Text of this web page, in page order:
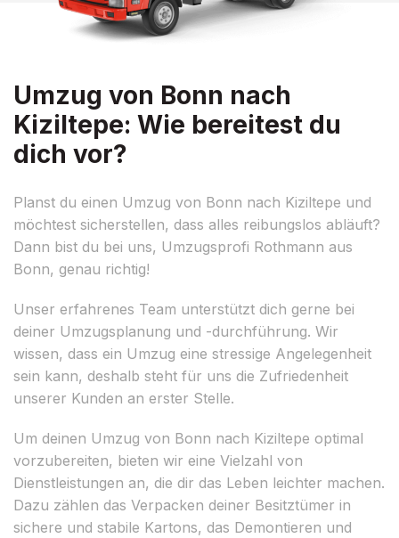
Umzug von Bonn nach
Kiziltepe: Wie bereitest du
dich vor?
Planst du einen Umzug von Bonn nach Kiziltepe und
möchtest sicherstellen, dass alles reibungslos abläuft?
Dann bist du bei uns, Umzugsprofi Rothmann aus
Bonn, genau richtig!
Unser erfahrenes Team unterstützt dich gerne bei
deiner Umzugsplanung und -durchführung. Wir
wissen, dass ein Umzug eine stressige Angelegenheit
sein kann, deshalb steht für uns die Zufriedenheit
unserer Kunden an erster Stelle.
Um deinen Umzug von Bonn nach Kiziltepe optimal
vorzubereiten, bieten wir eine Vielzahl von
Dienstleistungen an, die dir das Leben leichter machen.
Dazu zählen das Verpacken deiner Besitztümer in
sichere und stabile Kartons, das Demontieren und